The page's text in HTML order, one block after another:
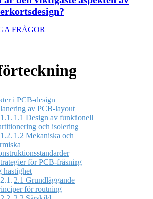
FRÅGOR
i PCB-design
av PCB-layout
1.1 Design av funktionell
och isolering
1.2 Mekaniska och
för PCB-fräsning
hastighet
2.1 Grundläggande
för routning